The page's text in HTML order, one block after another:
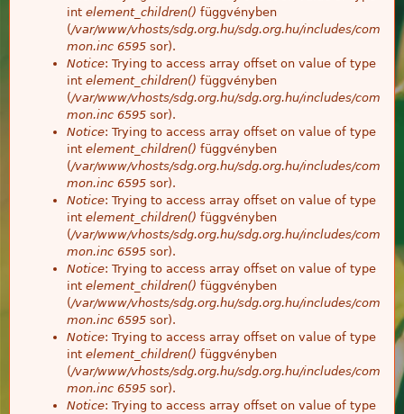
int element_children() függvényben
(/var/www/vhosts/sdg.org.hu/sdg.org.hu/includes/com
mon.inc 6595 sor).
Notice: Trying to access array offset on value of type
int element_children() függvényben
(/var/www/vhosts/sdg.org.hu/sdg.org.hu/includes/com
mon.inc 6595 sor).
Notice: Trying to access array offset on value of type
int element_children() függvényben
(/var/www/vhosts/sdg.org.hu/sdg.org.hu/includes/com
mon.inc 6595 sor).
Notice: Trying to access array offset on value of type
int element_children() függvényben
(/var/www/vhosts/sdg.org.hu/sdg.org.hu/includes/com
mon.inc 6595 sor).
Notice: Trying to access array offset on value of type
int element_children() függvényben
(/var/www/vhosts/sdg.org.hu/sdg.org.hu/includes/com
mon.inc 6595 sor).
Notice: Trying to access array offset on value of type
int element_children() függvényben
(/var/www/vhosts/sdg.org.hu/sdg.org.hu/includes/com
mon.inc 6595 sor).
Notice: Trying to access array offset on value of type